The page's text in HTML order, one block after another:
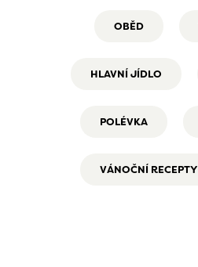
OBĚD
HLAVNÍ JÍDLO
POLÉVKA
VÁNOČNÍ RECEPTY